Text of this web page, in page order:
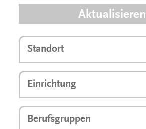
Aktualisieren
Standort
Einrichtung
Berufsgruppen